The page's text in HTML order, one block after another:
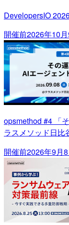
DevelopersIO
開催前2026年10
opsmethod #4 「
ラスメソッド日比
開催前2026年9月